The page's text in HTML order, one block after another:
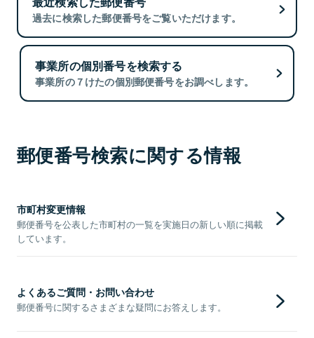
過去に検索した郵便番号をご覧いただけます。
事業所の個別番号を検索する
事業所の７けたの個別郵便番号をお調べします。
郵便番号検索に関する情報
市町村変更情報
郵便番号を公表した市町村の一覧を実施日の新しい順に掲載
しています。
よくあるご質問・お問い合わせ
郵便番号に関するさまざまな疑問にお答えします。